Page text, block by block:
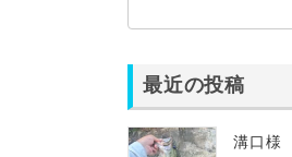
最近の投稿
溝口様